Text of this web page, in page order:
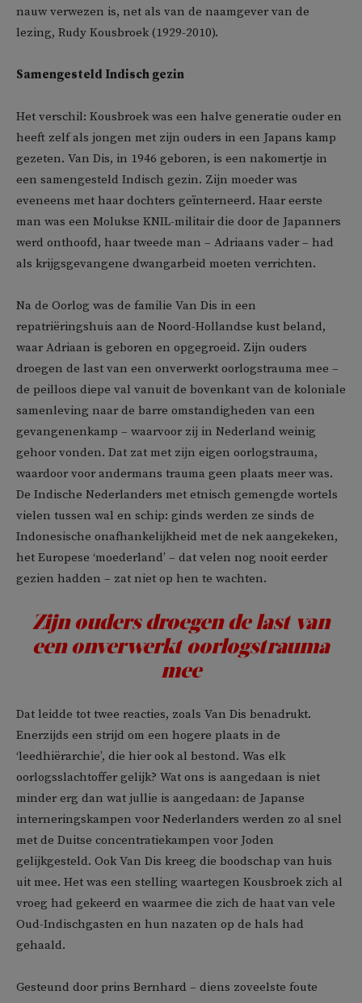
nauw verwezen is, net als van de naamgever van de
lezing, Rudy Kousbroek (1929-2010).
Samengesteld Indisch gezin
Het verschil: Kousbroek was een halve generatie ouder en
heeft zelf als jongen met zijn ouders in een Japans kamp
gezeten. Van Dis, in 1946 geboren, is een nakomertje in
een samengesteld Indisch gezin. Zijn moeder was
eveneens met haar dochters geïnterneerd. Haar eerste
man was een Molukse KNIL-militair die door de Japanners
werd onthoofd, haar tweede man – Adriaans vader – had
als krijgsgevangene dwangarbeid moeten verrichten.
Na de Oorlog was de familie Van Dis in een
repatriëringshuis aan de Noord-Hollandse kust beland,
waar Adriaan is geboren en opgegroeid. Zijn ouders
droegen de last van een onverwerkt oorlogstrauma mee –
de peilloos diepe val vanuit de bovenkant van de koloniale
samenleving naar de barre omstandigheden van een
gevangenenkamp – waarvoor zij in Nederland weinig
gehoor vonden. Dat zat met zijn eigen oorlogstrauma,
waardoor voor andermans trauma geen plaats meer was.
De Indische Nederlanders met etnisch gemengde wortels
vielen tussen wal en schip: ginds werden ze sinds de
Indonesische onafhankelijkheid met de nek aangekeken,
het Europese ‘moederland’ – dat velen nog nooit eerder
gezien hadden – zat niet op hen te wachten.
Zijn ouders droegen de last van
een onverwerkt oorlogstrauma
mee
Dat leidde tot twee reacties, zoals Van Dis benadrukt.
Enerzijds een strijd om een hogere plaats in de
‘leedhiërarchie’, die hier ook al bestond. Was elk
oorlogsslachtoffer gelijk? Wat ons is aangedaan is niet
minder erg dan wat jullie is aangedaan: de Japanse
interneringskampen voor Nederlanders werden zo al snel
met de Duitse concentratiekampen voor Joden
gelijkgesteld. Ook Van Dis kreeg die boodschap van huis
uit mee. Het was een stelling waartegen Kousbroek zich al
vroeg had gekeerd en waarmee die zich de haat van vele
Oud-Indischgasten en hun nazaten op de hals had
gehaald.
Gesteund door prins Bernhard – diens zoveelste foute